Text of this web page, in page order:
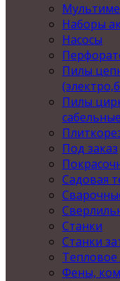
Наборы
Насосы
Пилы
Пилы
сабельные
Под заказ
Садовая
Станки
Станки
Фены,